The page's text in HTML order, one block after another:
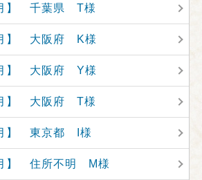
月】 千葉県 T様
月】 大阪府 K様
月】 大阪府 Y様
月】 大阪府 T様
月】 東京都 I様
月】 住所不明 M様